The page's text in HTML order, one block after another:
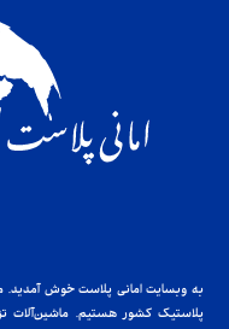
پلاستیک کشور هستیم. ماشین‌آلات